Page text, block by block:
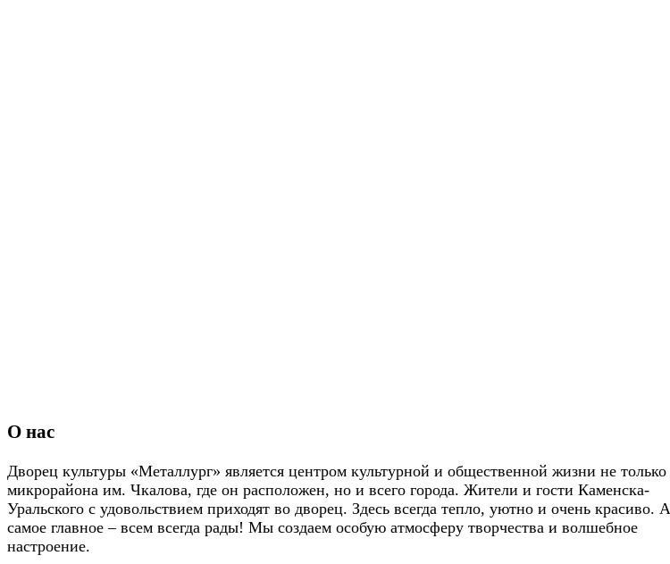
О нас
Дворец культуры «Металлург» является центром культурной и общественной жизни не только
микрорайона им. Чкалова, где он расположен, но и всего города. Жители и гости Каменска-
Уральского с удовольствием приходят во дворец. Здесь всегда тепло, уютно и очень красиво. А
самое главное – всем всегда рады! Мы создаем особую атмосферу творчества и волшебное
настроение.